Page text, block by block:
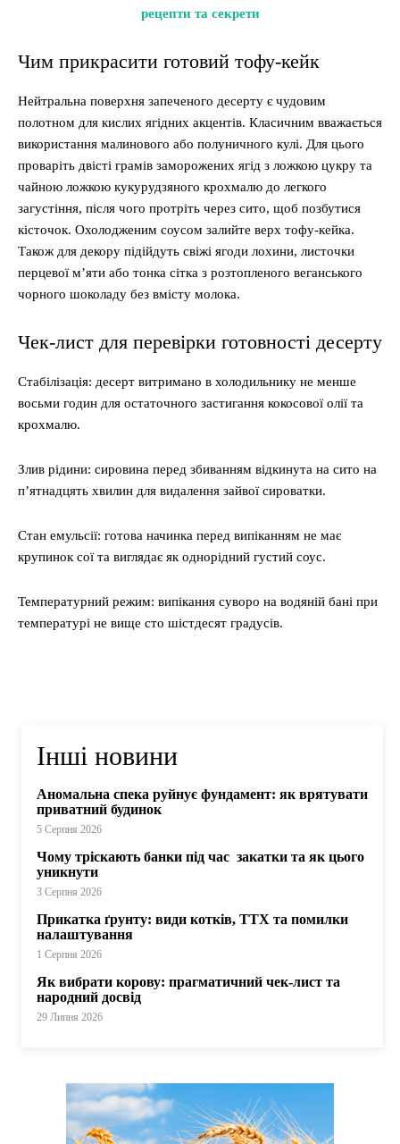
рецепти та секрети
Чим прикрасити готовий тофу-кейк
Нейтральна поверхня запеченого десерту є чудовим
полотном для кислих ягідних акцентів. Класичним вважається
використання малинового або полуничного кулі. Для цього
проваріть двісті грамів заморожених ягід з ложкою цукру та
чайною ложкою кукурудзяного крохмалю до легкого
загустіння, після чого протріть через сито, щоб позбутися
кісточок. Охолодженим соусом залийте верх тофу-кейка.
Також для декору підійдуть свіжі ягоди лохини, листочки
перцевої м’яти або тонка сітка з розтопленого веганського
чорного шоколаду без вмісту молока.
Чек-лист для перевірки готовності десерту
Стабілізація: десерт витримано в холодильнику не менше
восьми годин для остаточного застигання кокосової олії та
крохмалю.
Злив рідини: сировина перед збиванням відкинута на сито на
п’ятнадцять хвилин для видалення зайвої сироватки.
Стан емульсії: готова начинка перед випіканням не має
крупинок сої та виглядає як однорідний густий соус.
Температурний режим: випікання суворо на водяній бані при
температурі не вище сто шістдесят градусів.
Інші новини
Аномальна спека руйнує фундамент: як врятувати
приватний будинок
5 Серпня 2026
Чому тріскають банки під час закатки та як цього
уникнути
3 Серпня 2026
Прикатка ґрунту: види котків, ТТХ та помилки
налаштування
1 Серпня 2026
Як вибрати корову: прагматичний чек-лист та
народний досвід
29 Липня 2026